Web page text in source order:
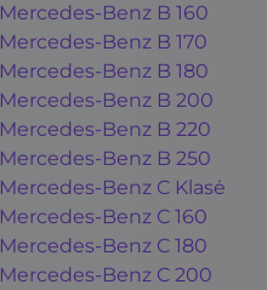
Mercedes-Benz B 160
Mercedes-Benz B 170
Mercedes-Benz B 180
Mercedes-Benz B 200
Mercedes-Benz B 220
Mercedes-Benz B 250
Mercedes-Benz C Klasė
Mercedes-Benz C 160
Mercedes-Benz C 180
Mercedes-Benz C 200